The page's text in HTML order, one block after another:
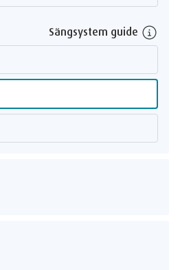
Sängsystem guide